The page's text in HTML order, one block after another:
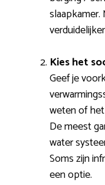
Kies het
Geef je
weten of
De meest
water
Soms zijn
een optie.